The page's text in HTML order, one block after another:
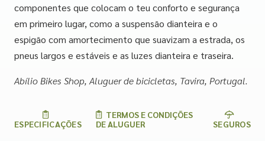
componentes que colocam o teu conforto e segurança
em primeiro lugar, como a suspensão dianteira e o
espigão com amortecimento que suavizam a estrada, os
pneus largos e estáveis e as luzes dianteira e traseira.
Abílio Bikes Shop, Aluguer de bicicletas, Tavira, Portugal.
ESPECIFICAÇÕES
TERMOS E CONDIÇÕES
DE ALUGUER
SEGUROS